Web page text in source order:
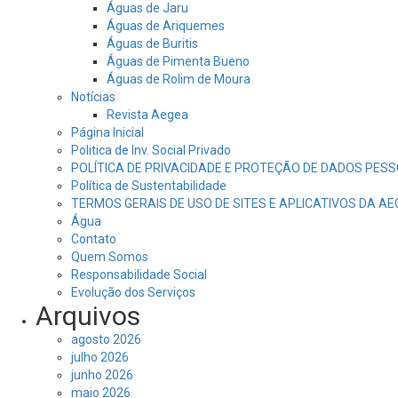
Águas de Jaru
Águas de Ariquemes
Águas de Buritis
Águas de Pimenta Bueno
Águas de Rolim de Moura
Notícias
Revista Aegea
Página Inicial
Politica de Inv. Social Privado
POLÍTICA DE PRIVACIDADE E PROTEÇÃO DE DADOS
Política de Sustentabilidade
TERMOS GERAIS DE USO DE SITES E APLICATIVOS DA
Água
Contato
Quem Somos
Responsabilidade Social
Evolução dos Serviços
Arquivos
agosto 2026
julho 2026
junho 2026
maio 2026